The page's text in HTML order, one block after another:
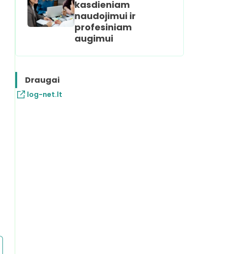
kasdieniam
naudojimui ir
profesiniam
augimui
Draugai
log-net.lt